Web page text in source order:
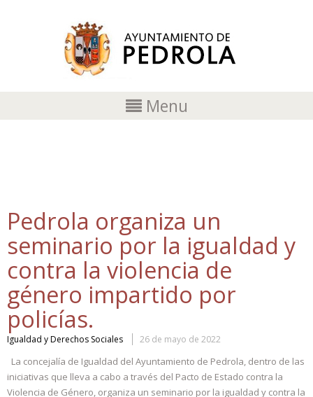
Menu
Pedrola organiza un
seminario por la igualdad y
contra la violencia de
género impartido por
policías.
Igualdad y Derechos Sociales 26 de mayo de 2022
La concejalía de Igualdad del Ayuntamiento de Pedrola, dentro de las
iniciativas que lleva a cabo a través del Pacto de Estado contra la
Violencia de Género, organiza un seminario por la igualdad y contra la